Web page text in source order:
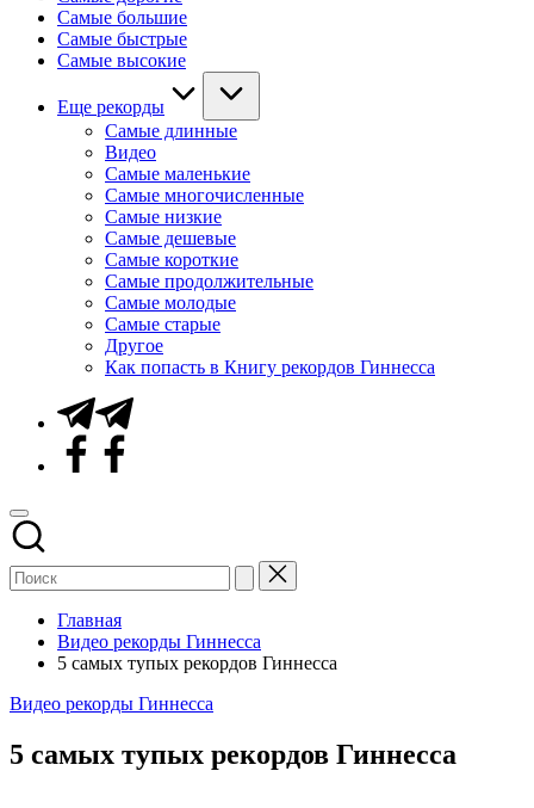
Самые большие
Самые быстрые
Самые высокие
Еще рекорды
Самые длинные
Видео
Самые маленькие
Самые многочисленные
Самые низкие
Самые дешевые
Самые короткие
Самые продолжительные
Самые молодые
Самые старые
Другое
Как попасть в Книгу рекордов Гиннесса
Telegram
Facebook
Главная
Видео рекорды Гиннесса
5 самых тупых рекордов Гиннесса
Опубликовано
Видео рекорды Гиннесса
5 самых тупых рекордов Гиннесса